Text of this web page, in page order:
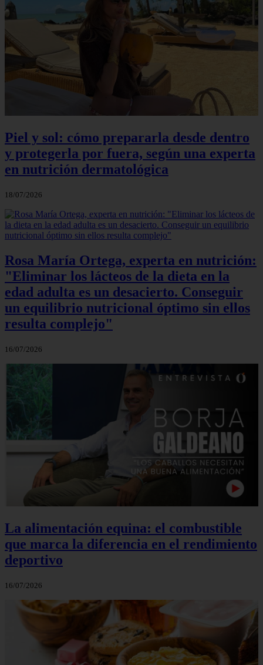
Piel y sol: cómo prepararla desde dentro
y protegerla por fuera, según una experta
en nutrición dermatológica
18/07/2026
Rosa María Ortega, experta en nutrición:
"Eliminar los lácteos de la dieta en la
edad adulta es un desacierto. Conseguir
un equilibrio nutricional óptimo sin ellos
resulta complejo"
16/07/2026
La alimentación equina: el combustible
que marca la diferencia en el rendimiento
deportivo
16/07/2026